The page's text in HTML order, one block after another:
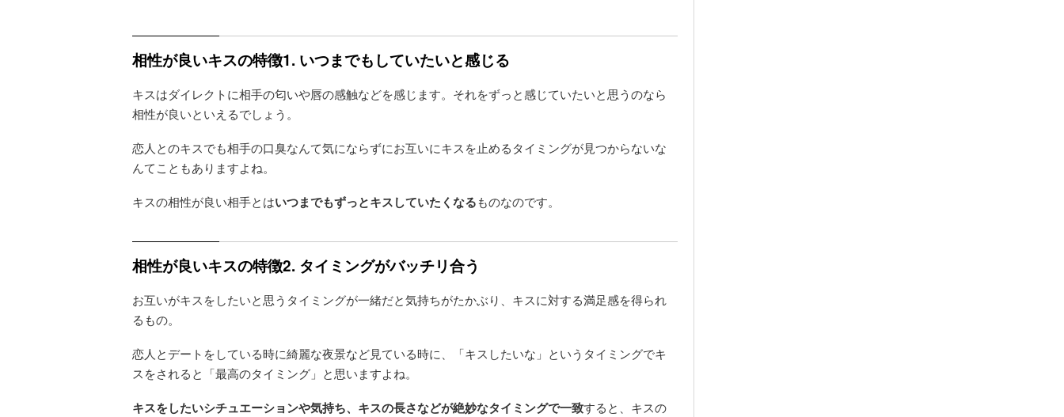
相性が良いキスの特徴1. いつまでもしていたいと感じる
キスはダイレクトに相手の匂いや唇の感触などを感じます。それをずっと感じていたいと思うのなら
相性が良いといえるでしょう。
恋人とのキスでも相手の口臭なんて気にならずにお互いにキスを止めるタイミングが見つからないな
んてこともありますよね。
キスの相性が良い相手とはいつまでもずっとキスしていたくなるものなのです。
相性が良いキスの特徴2. タイミングがバッチリ合う
お互いがキスをしたいと思うタイミングが一緒だと気持ちがたかぶり、キスに対する満足感を得られ
るもの。
恋人とデートをしている時に綺麗な夜景など見ている時に、「キスしたいな」というタイミングでキ
スをされると「最高のタイミング」と思いますよね。
キスをしたいシチュエーションや気持ち、キスの長さなどが絶妙なタイミングで一致すると、キスの